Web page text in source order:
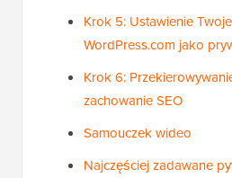
Krok 5: Ustawienie
WordPress.com jako
Krok 6:
zachowanie SEO
Samouczek wideo
Najczęściej zadawane